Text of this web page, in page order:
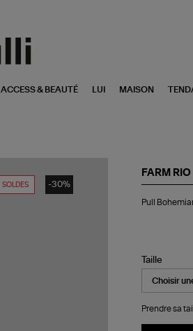
ACCESS & BEAUTÉ LUI MAISON
SOLDES -30%
FARM RIO
Bohemian
Pull
Taille
Prendre sa